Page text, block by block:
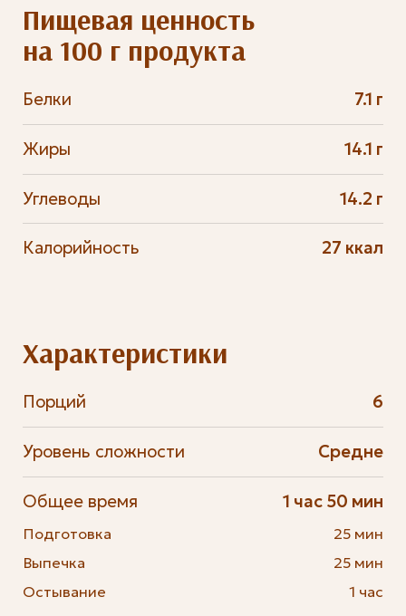
Пищевая ценность
на 100 г продукта
Белки 7.1 г
Жиры 14.1 г
Углеводы 14.2 г
Калорийность 27 ккал
Характеристики
Порций 6
Уровень сложности Средне
Общее время
Подготовка
Выпечка
Остывание
1 час 50 мин
25 мин
25 мин
1 час